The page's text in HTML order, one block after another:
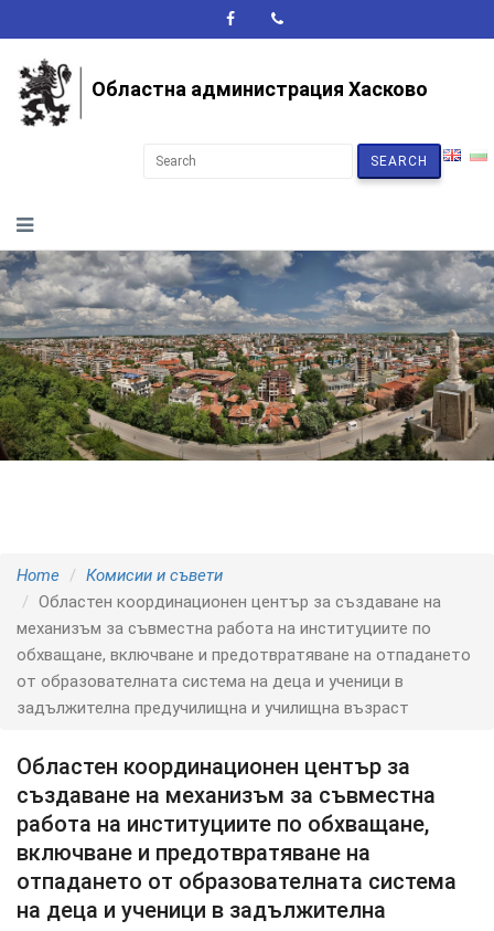
Областна администрация Хасково
SEARCH
Home
Комисии и съвети
Областен координационен център за създаване на
механизъм за съвместна работа на институциите по
обхващане, включване и предотвратяване на отпадането
от образователната система на деца и ученици в
задължителна предучилищна и училищна възраст
Областен координационен център за
създаване на механизъм за съвместна
работа на институциите по обхващане,
включване и предотвратяване на
отпадането от образователната система
на деца и ученици в задължителна